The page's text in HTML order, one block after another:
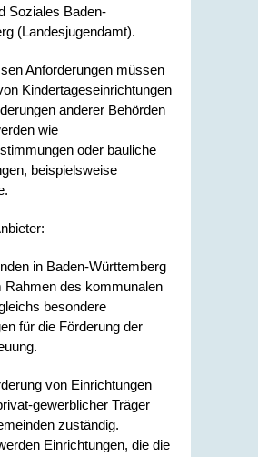
Soziales Baden-
(Landesjugendamt).
Anforderungen müssen
Kindertageseinrichtungen
anderer Behörden
wie
oder bauliche
beispielsweise
in Baden-Württemberg
Rahmen des kommunalen
besondere
für die Förderung der
von Einrichtungen
gewerblicher Träger
zuständig.
Einrichtungen, die die